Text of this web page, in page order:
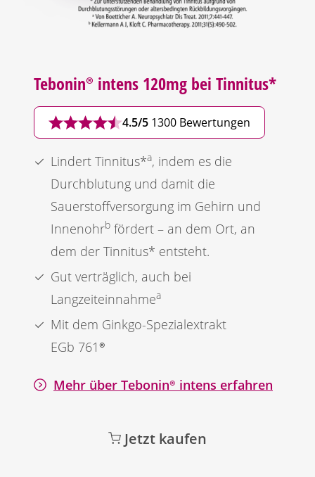
Tebonin® intens 120mg bei Tinnitus*
4.5/5 1300 Bewertungen
Lindert Tinnitus*a, indem es die
Durchblutung und damit die
Sauerstoffversorgung im Gehirn und
Innenohrb fördert – an dem Ort, an
dem der Tinnitus* entsteht.
Gut verträglich, auch bei
Langzeiteinnahmea
Mit dem Ginkgo-Spezialextrakt
EGb 761®
Mehr über Tebonin® intens erfahren
Jetzt kaufen